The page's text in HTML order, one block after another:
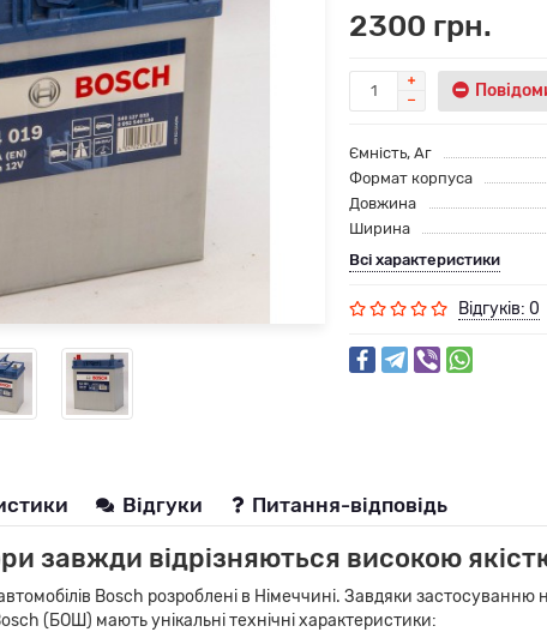
2300 грн.
Ємність, Аг
Формат корпуса
Довжина
Ширина
Всі характеристики
Відгуків: 0
Відгуки Питання-відповідь
завжди відрізняються високою
Bosch розроблені в Німеччині. Завдяки застосуванню
(БОШ) мають унікальні технічні характеристики: